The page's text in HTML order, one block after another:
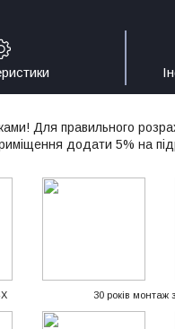
Для правильного
додати 5% на
Х 30 років монтаж